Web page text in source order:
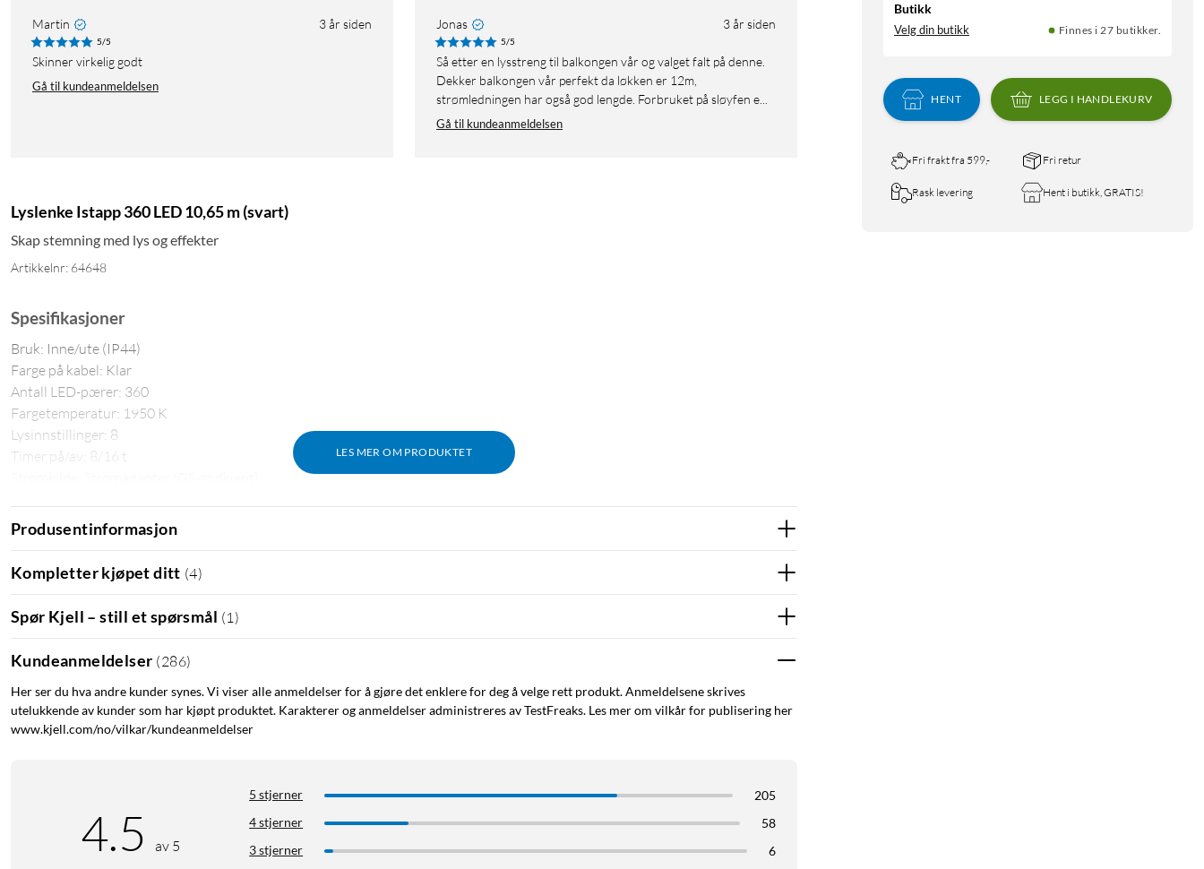
Butikk
Velg din butikk Finnes i 27 butikker.
HENT LEGG I HANDLEKURV
Fri frakt fra 599,- Fri retur
Rask levering Hent i butikk, GRATIS!
Martin 3 år siden
5/5
Skinner virkelig godt
Gå til kundeanmeldelsen
Jonas 3 år siden
5/5
Så etter en lysstreng til balkongen vår og valget falt på denne.
Dekker balkongen vår perfekt da løkken er 12m,
strømledningen har også god lengde. Forbruket på sløyfen e...
Gå til kundeanmeldelsen
Lyslenke Istapp 360 LED 10,65 m (svart)
Skap stemning med lys og effekter
Artikkelnr: 64648
LES MER OM PRODUKTET
Spesifikasjoner
Bruk: Inne/ute (IP44)
Farge på kabel: Klar
Antall LED-pærer: 360
Fargetemperatur: 1950 K
Lysinnstillinger: 8
Timer på/av: 8/16 t
Effektforbruk: 6 W
Lengde inkludert lyspærer: 10,65 m
Tilkoblingskabel til adapter: 3 m
Total lengde: ca. 13,65 m
Avstand mellom lyspærene: 7,5 cm
Avstand mellom hengende lyslenker: 15 cm
I pakken
Istapplyslenke
Produsentinformasjon
Kompletter kjøpet ditt (4)
Spør Kjell – still et spørsmål (1 )
Kundeanmeldelser (286)
Her ser du hva andre kunder synes. Vi viser alle anmeldelser for å gjøre det enklere for deg å velge rett produkt. Anmeldelsene skrives
utelukkende av kunder som har kjøpt produktet. Karakterer og anmeldelser administreres av TestFreaks. Les mer om vilkår for publisering her
www.kjell.com/no/vilkar/kundeanmeldelser
4.5 av 5
5 stjerner
205
4 stjerner
58
3 stjerner
6